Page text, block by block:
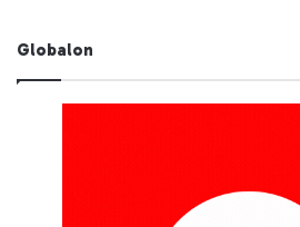
Globalon